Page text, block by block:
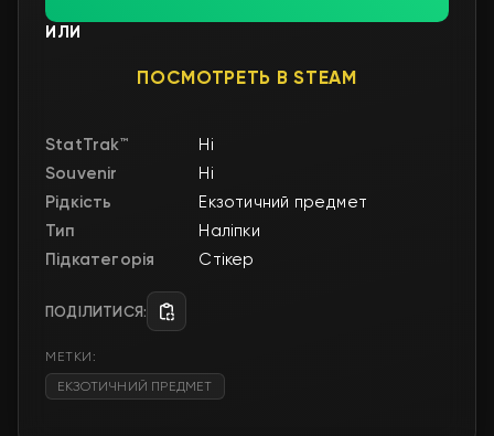
ИЛИ
ПОСМОТРЕТЬ В STEAM
StatTrak™
Ні
Souvenir
Ні
Рідкість
Екзотичний предмет
Тип
Наліпки
Підкатегорія
Стікер
ПОДІЛИТИСЯ:
МЕТКИ:
ЕКЗОТИЧНИЙ ПРЕДМЕТ